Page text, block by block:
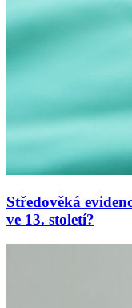
Středověká
ve 13. století?